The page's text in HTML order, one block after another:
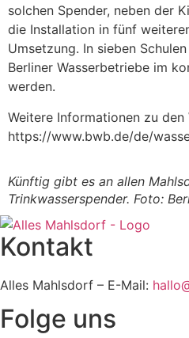
solchen Spender, neben der
die Installation in fünf
Umsetzung. In sieben
Berliner Wasserbetriebe im
werden.
Weitere Informationen zu
https://www.bwb.de/de/
Künftig gibt es an allen
Trinkwasserspender. Foto:
Kontakt
Alles Mahlsdorf – E-Mail:
Folge uns